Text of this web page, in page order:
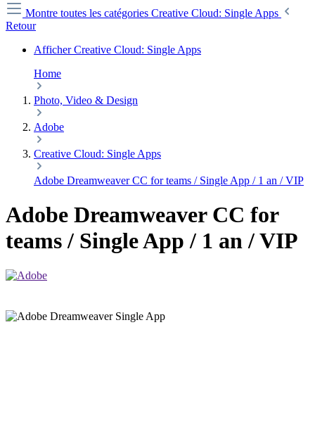
Montre toutes les catégories Creative Cloud: Single Apps
Retour
Afficher Creative Cloud: Single Apps
Home
Photo, Video & Design
Adobe
Creative Cloud: Single Apps
Adobe Dreamweaver CC for teams / Single App / 1 an / VIP
Adobe Dreamweaver CC for
teams / Single App / 1 an / VIP